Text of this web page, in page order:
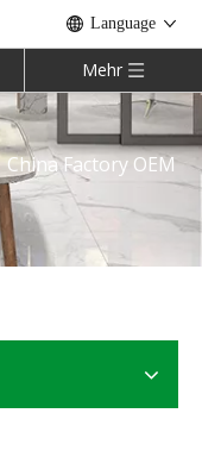
Language
Mehr
China Factory OEM